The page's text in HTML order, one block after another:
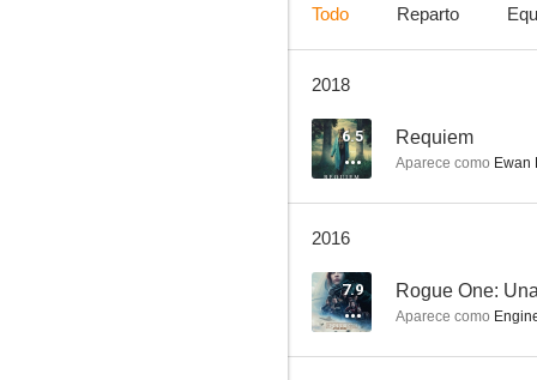
Todo Reparto
2018
6.5 Requiem
Aparece como Ewan
2016
7.9 Rogue One:
Aparece como